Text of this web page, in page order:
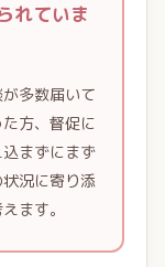
れていま
多数届いて
方、督促に
まずにまず
況に寄り添
ます。